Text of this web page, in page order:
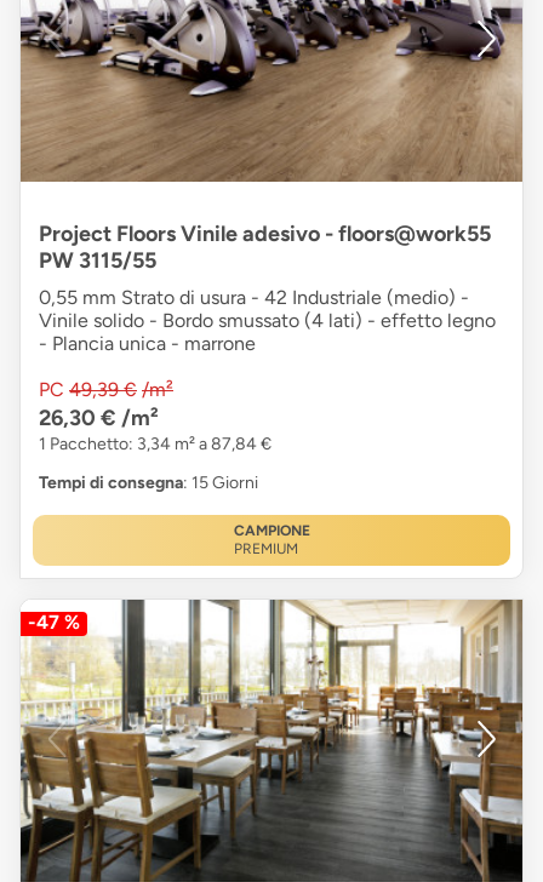
Project Floors Vinile adesivo - floors@work55
PW 3115/55
0,55 mm Strato di usura - 42 Industriale (medio) -
Vinile solido - Bordo smussato (4 lati) - effetto legno
- Plancia unica - marrone
PC 49,39 € /m²
26,30 € /m²
1 Pacchetto: 3,34 m² a 87,84 €
Tempi di consegna: 15 Giorni
CAMPIONE
PREMIUM
-47 %